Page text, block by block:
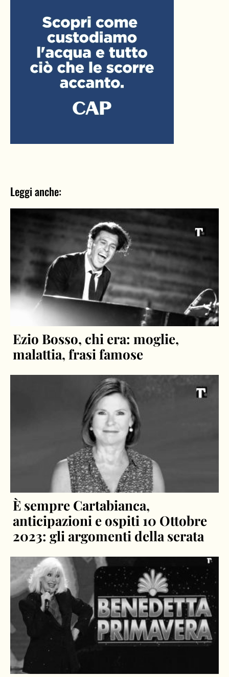
Leggi anche:
Ezio Bosso, chi era: moglie,
malattia, frasi famose
È sempre Cartabianca,
anticipazioni e ospiti 10 Ottobre
2023: gli argomenti della serata